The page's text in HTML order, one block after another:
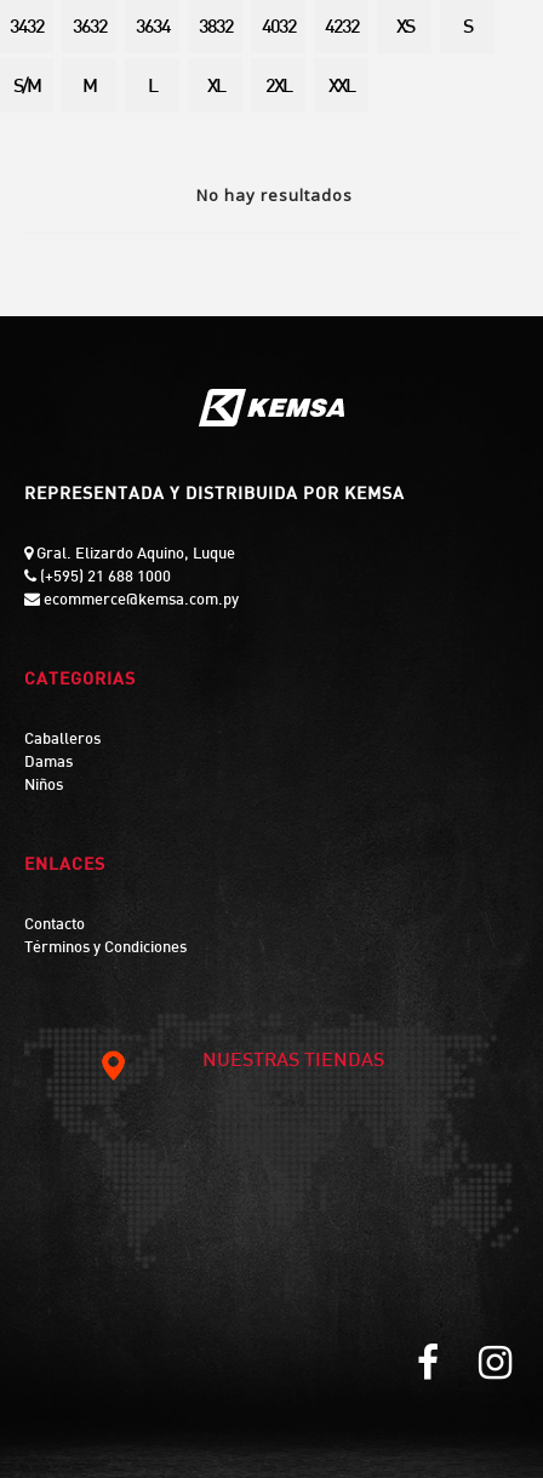
No hay resultados
3432 3632 3634 3832 4032 4232 XS S
S/M M L XL 2XL XXL
REPRESENTADA Y DISTRIBUIDA POR KEMSA
Gral. Elizardo Aquino, Luque
(+595) 21 688 1000
ecommerce@kemsa.com.py
CATEGORIAS
Caballeros
Damas
Niños
ENLACES
Contacto
Términos y Condiciones
NUESTRAS TIENDAS